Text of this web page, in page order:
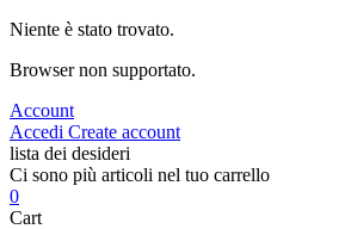
Niente è stato trovato.
Browser non supportato.
Account
Accedi Create account
lista dei desideri
Ci sono più articoli nel tuo carrello
0
Cart